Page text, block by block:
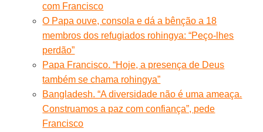
com Francisco
O Papa ouve, consola e dá a bênção a 18
membros dos refugiados rohingya: “Peço-lhes
perdão”
Papa Francisco. “Hoje, a presença de Deus
também se chama rohingya”
Bangladesh. “A diversidade não é uma ameaça.
Construamos a paz com confiança”, pede
Francisco